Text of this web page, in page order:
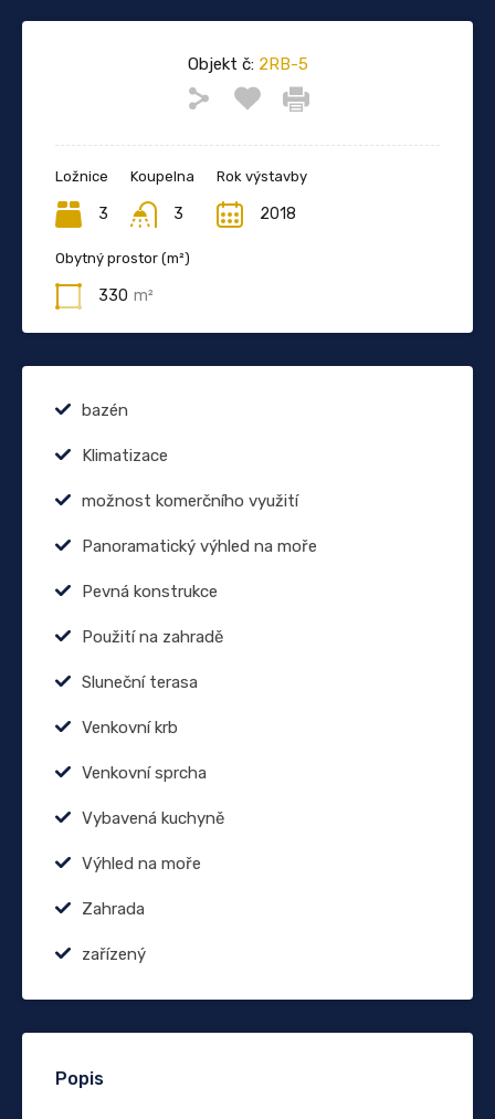
Objekt č:2RB-5
Ložnice
3
Koupelna
3
Rok výstavby
2018
Obytný prostor (m²)
330 m²
bazén
Klimatizace
možnost komerčního využití
Panoramatický výhled na moře
Pevná konstrukce
Použití na zahradě
Sluneční terasa
Venkovní krb
Venkovní sprcha
Vybavená kuchyně
Výhled na moře
Zahrada
zařízený
Popis